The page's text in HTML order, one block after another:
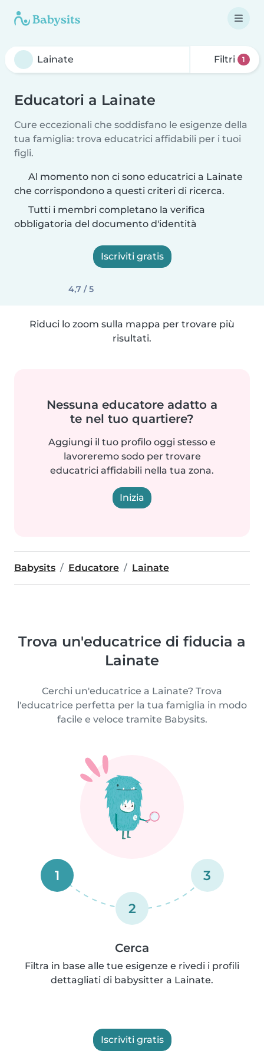
Filtri 1
Educatori a Lainate
Cure eccezionali che soddisfano le esigenze della
tua famiglia: trova educatrici affidabili per i tuoi
figli.
Al momento non ci sono educatrici a Lainate
che corrispondono a questi criteri di ricerca.
Tutti i membri completano la verifica
obbligatoria del documento d'identità
Iscriviti gratis
4,7 / 5
Riduci lo zoom sulla mappa per trovare più
risultati.
Nessuna educatore adatto a
te nel tuo quartiere?
Aggiungi il tuo profilo oggi stesso e
lavoreremo sodo per trovare
educatrici affidabili nella tua zona.
Inizia
Babysits Educatore Lainate
Trova un'educatrice di fiducia a
Lainate
Cerchi un'educatrice a Lainate? Trova
l'educatrice perfetta per la tua famiglia in modo
facile e veloce tramite Babysits.
1
2
3
Cerca
Filtra in base alle tue esigenze e rivedi i profili
dettagliati di babysitter a Lainate.
Iscriviti gratis